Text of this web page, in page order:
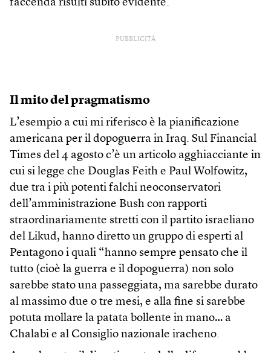
faccenda risulti subito evidente.
PUBBLICITÀ
Il mito del pragmatismo
L’esempio a cui mi riferisco è la pianificazione
americana per il dopoguerra in Iraq. Sul Financial
Times del 4 agosto c’è un articolo agghiacciante in
cui si legge che Douglas Feith e Paul Wolfowitz,
due tra i più potenti falchi neoconservatori
dell’amministrazione Bush con rapporti
straordinariamente stretti con il partito israeliano
del Likud, hanno diretto un gruppo di esperti al
Pentagono i quali “hanno sempre pensato che il
tutto (cioè la guerra e il dopoguerra) non solo
sarebbe stato una passeggiata, ma sarebbe durato
al massimo due o tre mesi, e alla fine si sarebbe
potuta mollare la patata bollente in mano… a
Chalabi e al Consiglio nazionale iracheno.